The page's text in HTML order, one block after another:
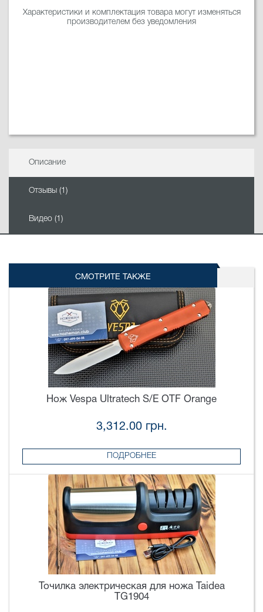
Характеристики и комплектация товара могут изменяться
производителем без уведомления
Описание
Отзывы (1)
Видео (1)
СМОТРИТЕ ТАКЖЕ
Нож Vespa Ultratech S/E OTF Orange
3,312.00 грн.
ПОДРОБНЕЕ
Точилка электрическая для ножа Taidea
TG1904